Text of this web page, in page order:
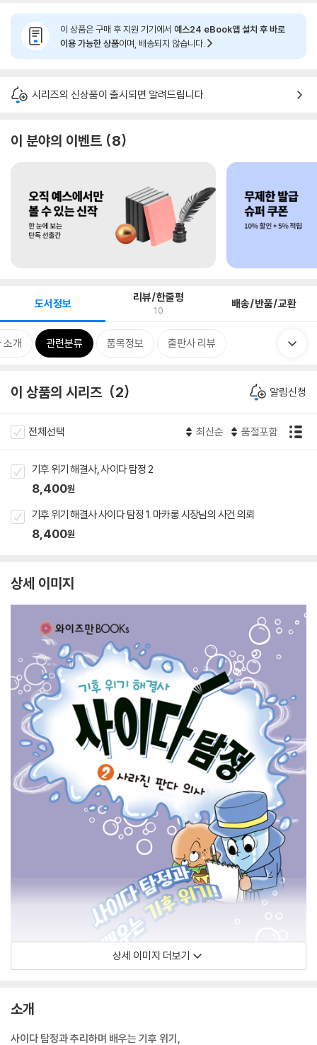
이 상품은 구매 후 지원 기기에서 예스24 eBook앱 설치 후 바로
이용 가능한 상품이며, 배송되지 않습니다.
시리즈의 신상품이 출시되면 알려드립니다.
이 분야의 이벤트 8
도서정보 리뷰/한줄평
10 배송/반품/교환
소개 관련분류 품목정보 출판사 리뷰
이 상품의 시리즈 2 알림신청
전체선택 최신순 품절포함
기후 위기 해결사, 사이다 탐정 2
8,400원
기후 위기 해결사 사이다 탐정 1. 마카롱 시장님의 사건 의뢰
8,400원
상세 이미지
상세 이미지 더보기
소개
사이다 탐정과 추리하며 배우는 기후 위기,